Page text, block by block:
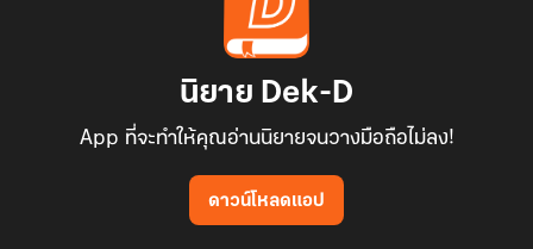
นิยาย Dek-D
App ที่จะทำให้คุณอ่านนิยายจนวางมือถือไม่ลง!
ดาวน์โหลดแอป